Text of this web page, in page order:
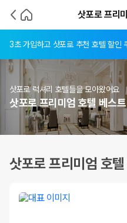
삿포로 프리
3초 가입하고 삿포로 추천 호텔 할인
삿포로 럭셔리 호텔들을 모아왔어요
삿포로 프리미엄 호텔 베스
삿포로 프리미엄 호